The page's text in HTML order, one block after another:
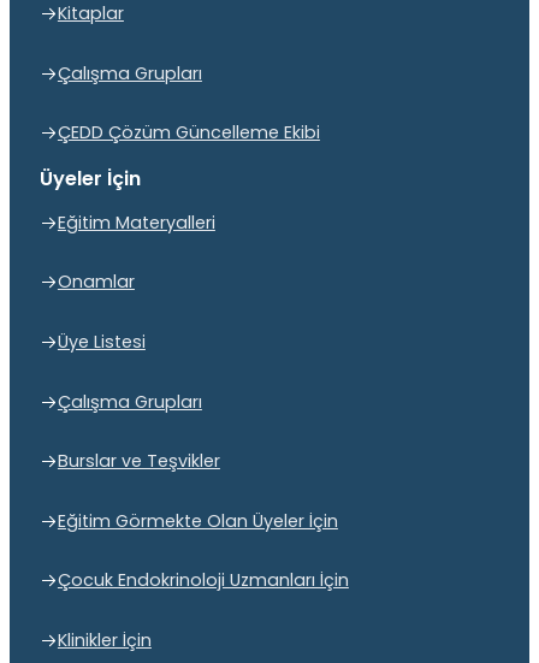
Kitaplar
Çalışma Grupları
ÇEDD Çözüm Güncelleme Ekibi
Üyeler İçin
Eğitim Materyalleri
Onamlar
Üye Listesi
Çalışma Grupları
Burslar ve Teşvikler
Eğitim Görmekte Olan Üyeler İçin
Çocuk Endokrinoloji Uzmanları İçin
Klinikler İçin